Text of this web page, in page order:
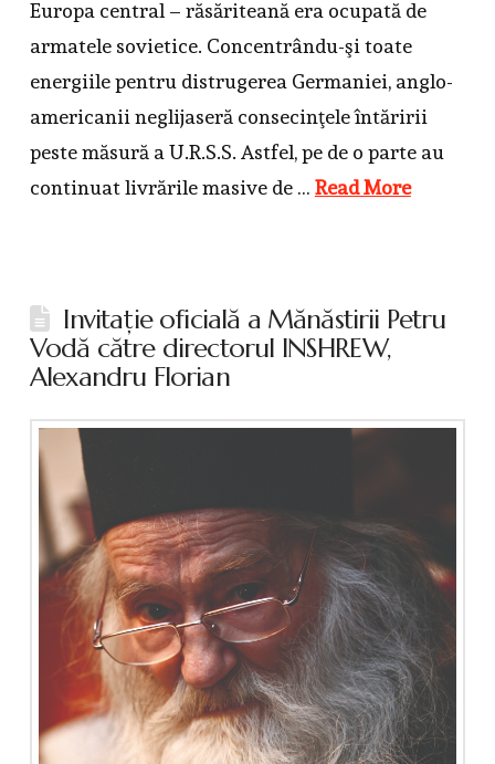
Europa central – răsăriteană era ocupată de
armatele sovietice. Concentrându-şi toate
energiile pentru distrugerea Germaniei, anglo-
americanii neglijaseră consecinţele întăririi
peste măsură a U.R.S.S. Astfel, pe de o parte au
continuat livrările masive de … Read More
Invitaţie oficială a Mănăstirii Petru
Vodă către directorul INSHREW,
Alexandru Florian